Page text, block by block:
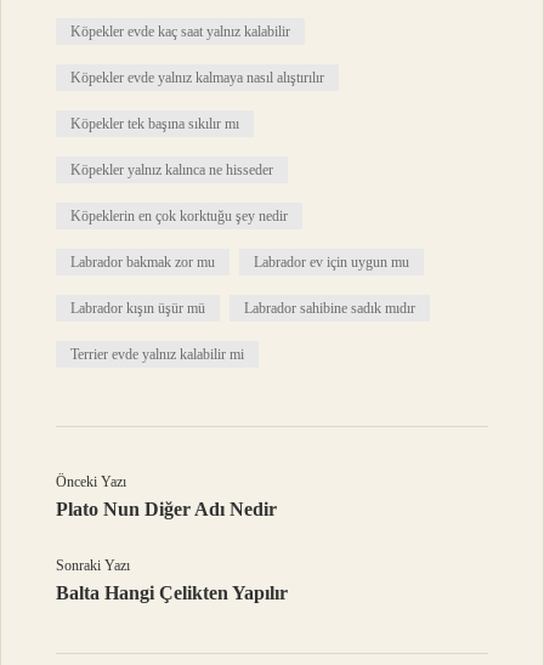
Köpekler evde kaç saat yalnız kalabilir
Köpekler evde yalnız kalmaya nasıl alıştırılır
Köpekler tek başına sıkılır mı
Köpekler yalnız kalınca ne hisseder
Köpeklerin en çok korktuğu şey nedir
Labrador bakmak zor mu Labrador ev için uygun mu
Labrador kışın üşür mü Labrador sahibine sadık mıdır
Terrier evde yalnız kalabilir mi
Önceki Yazı
Plato Nun Diğer Adı Nedir
Sonraki Yazı
Balta Hangi Çelikten Yapılır